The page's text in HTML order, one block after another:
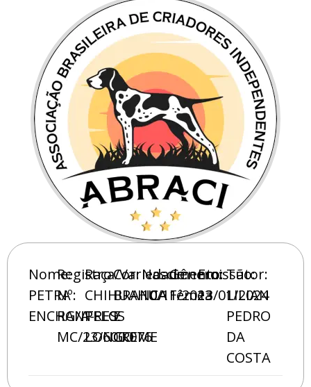
Nome:
PETRA
ENCHANTRESS
Registro
Nº:
RG/A-
MC/23/600.076
Raça/Variedade:
CHIHUAHUA
PELO
LONGO
Cor:
BRANCA
E
CREME
Nascimento:
10/11/2023
Gênero:
Fêmea
Emissão:
13/01/2024
Tutor:
LILIAN
PEDRO
DA
COSTA